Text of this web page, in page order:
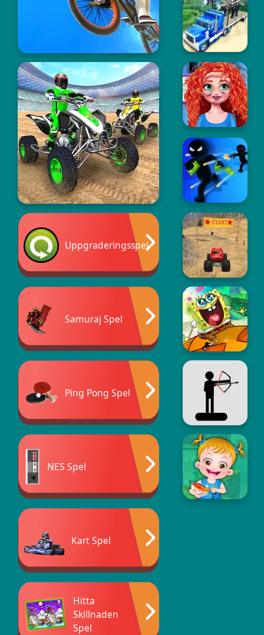
Uppgraderingsspel
Samuraj Spel
Ping Pong Spel
NES Spel
Kart Spel
Hitta
Skillnaden
Spel